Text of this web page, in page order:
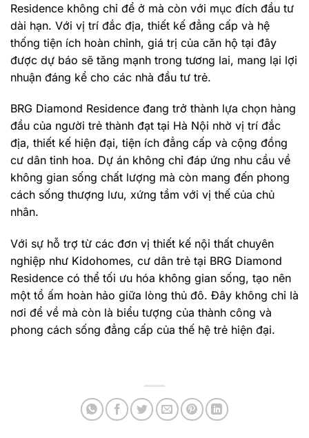
Residence không chỉ để ở mà còn với mục đích đầu tư
dài hạn. Với vị trí đắc địa, thiết kế đẳng cấp và hệ
thống tiện ích hoàn chỉnh, giá trị của căn hộ tại đây
được dự báo sẽ tăng mạnh trong tương lai, mang lại lợi
nhuận đáng kể cho các nhà đầu tư trẻ.
BRG Diamond Residence đang trở thành lựa chọn hàng
đầu của người trẻ thành đạt tại Hà Nội nhờ vị trí đắc
địa, thiết kế hiện đại, tiện ích đẳng cấp và cộng đồng
cư dân tinh hoa. Dự án không chỉ đáp ứng nhu cầu về
không gian sống chất lượng mà còn mang đến phong
cách sống thượng lưu, xứng tầm với vị thế của chủ
nhân.
Với sự hỗ trợ từ các đơn vị thiết kế nội thất chuyên
nghiệp như Kidohomes, cư dân trẻ tại BRG Diamond
Residence có thể tối ưu hóa không gian sống, tạo nên
một tổ ấm hoàn hảo giữa lòng thủ đô. Đây không chỉ là
nơi để về mà còn là biểu tượng của thành công và
phong cách sống đẳng cấp của thế hệ trẻ hiện đại.